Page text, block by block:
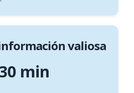
valiosa
min